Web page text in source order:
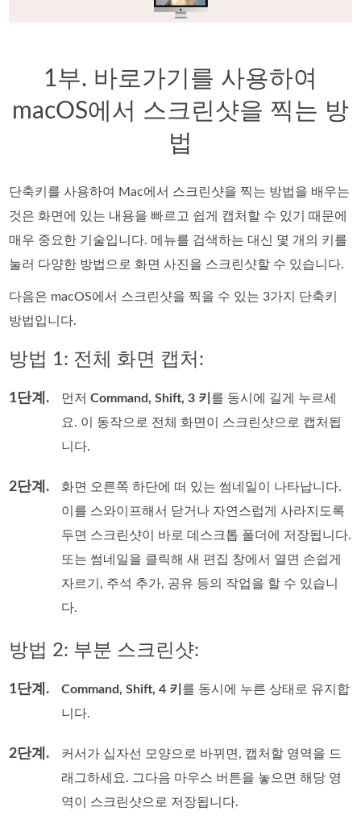
1부. 바로가기를 사용하여
macOS에서 스크린샷을 찍는 방
법
단축키를 사용하여 Mac에서 스크린샷을 찍는 방법을 배우는
것은 화면에 있는 내용을 빠르고 쉽게 캡처할 수 있기 때문에
매우 중요한 기술입니다. 메뉴를 검색하는 대신 몇 개의 키를
눌러 다양한 방법으로 화면 사진을 스크린샷할 수 있습니다.
다음은 macOS에서 스크린샷을 찍을 수 있는 3가지 단축키
방법입니다.
방법 1: 전체 화면 캡처:
1단계. 먼저Command, Shift, 3 키 를 동시에 길게 누르세
요. 이 동작으로 전체 화면이 스크린샷으로 캡처됩
니다.
2단계.
화면 오른쪽 하단에 떠 있는 썸네일이 나타납니다.
이를 스와이프해서 닫거나 자연스럽게 사라지도록
두면 스크린샷이 바로 데스크톱 폴더에 저장됩니다.
또는 썸네일을 클릭해 새 편집 창에서 열면 손쉽게
자르기, 주석 추가, 공유 등의 작업을 할 수 있습니
다.
방법 2: 부분 스크린샷:
1단계. Command, Shift, 4 키 를 동시에 누른 상태로 유지합
니다.
2단계.
커서가 십자선 모양으로 바뀌면, 캡처할 영역을 드
래그하세요. 그다음 마우스 버튼을 놓으면 해당 영
역이 스크린샷으로 저장됩니다.